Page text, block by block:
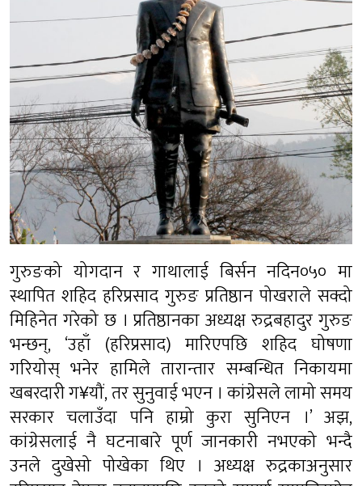
गुरुङको योगदान र गाथालाई बिर्सन नदिन०५० मा
स्थापित शहिद हरिप्रसाद गुरुङ प्रतिष्ठान पोखराले सक्दो
मिहिनेत गरेको छ । प्रतिष्ठानका अध्यक्ष रुद्रबहादुर गुरुङ
भन्छन्, ‘उहाँ (हरिप्रसाद) मारिएपछि शहिद घोषणा
गरियोस् भनेर हामिले तारान्तार सम्बन्धित निकायमा
खबरदारी ग¥यौं, तर सुनुवाई भएन । कांग्रेसले लामो समय
सरकार चलाउँदा पनि हाम्रो कुरा सुनिएन ।’ अझ,
कांग्रेसलाई नै घटनाबारे पूर्ण जानकारी नभएको भन्दै
उनले दुखेसो पोखेका थिए । अध्यक्ष रुद्रकाअनुसार